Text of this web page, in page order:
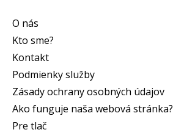
O nás
Kto sme?
Kontakt
Podmienky služby
Zásady ochrany osobných údajov
Ako funguje naša webová stránka?
Pre tlač